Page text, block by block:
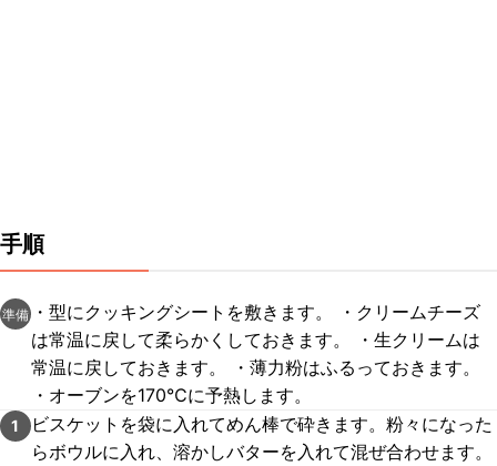
手順
準備 ・型にクッキングシートを敷きます。 ・クリームチーズ
は常温に戻して柔らかくしておきます。 ・生クリームは
常温に戻しておきます。 ・薄力粉はふるっておきます。
・オーブンを170℃に予熱します。
1
ビスケットを袋に入れてめん棒で砕きます。粉々になった
らボウルに入れ、溶かしバターを入れて混ぜ合わせます。